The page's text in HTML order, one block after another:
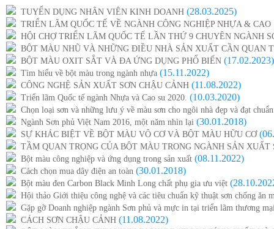
TUYỂN DỤNG NHÂN VIÊN KINH DOANH (28.03.2025)
TRIỂN LÃM QUỐC TẾ VỀ NGÀNH CÔNG NGHIỆP NHỰA & CAO
HỘI CHỢ TRIỂN LÃM QUỐC TẾ LẦN THỨ 9 CHUYÊN NGÀNH
BỘT MÀU NHŨ VÀ NHỮNG ĐIỀU NHÀ SẢN XUẤT CẦN QUAN
BỘT MÀU OXIT SẮT VÀ ĐA ỨNG DỤNG PHỔ BIẾN (17.02.2023)
Tìm hiểu về bột màu trong ngành nhựa (15.11.2022)
CÔNG NGHỆ SẢN XUẤT SƠN CHẬU CẢNH (11.08.2022)
Triển lãm Quốc tế ngành Nhựa và Cao su 2020. (10.03.2020)
Chọn loại sơn và những lưu ý về màu sơn cho ngôi nhà đẹp và đạt
Ngành Sơn phủ Việt Nam 2016, một năm nhìn lại (30.01.2018)
SỰ KHÁC BIỆT VỀ BỘT MÀU VÔ CƠ VÀ BỘT MÀU HỮU CƠ
TẦM QUAN TRỌNG CỦA BỘT MÀU TRONG NGÀNH SẢN XUẤT
Bột màu công nghiệp và ứng dụng trong sản xuất (08.11.2022)
Cách chọn mua dây điện an toàn (30.01.2018)
Bột màu đen Carbon Black Minh Long chất phụ gia ưu việt
Hội thảo Giới thiệu công nghệ và các tiêu chuẩn kỹ thuật sơn chống ăn
Gặp gỡ Doanh nghiệp ngành Sơn phủ và mực in tại triển lãm thương
CÁCH SƠN CHẬU CẢNH (11.08.2022)